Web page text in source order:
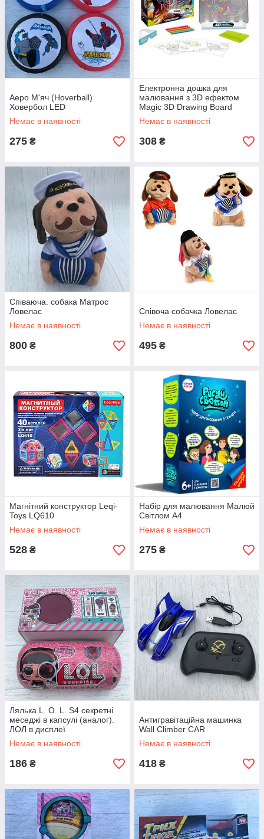
Аеро М'яч (Hoverball)
Ховербол LED
Немає в наявності
275 ₴
Електронна дошка для
малювання з 3D ефектом
Magic 3D Drawing Board
Немає в наявності
308 ₴
Співаюча. собака Матрос
Ловелас
Немає в наявності
800 ₴
Співоча собачка Ловелас
Немає в наявності
495 ₴
Магнітний конструктор Leqi-
Toys LQ610
Немає в наявності
528 ₴
Набір для малювання Малюй
Світлом А4
Немає в наявності
275 ₴
Лялька L. O. L. S4 секретні
меседжі в капсулі (аналог).
ЛОЛ в дисплеї
Немає в наявності
186 ₴
Антигравітаційна машинка
Wall Climber CAR
Немає в наявності
418 ₴